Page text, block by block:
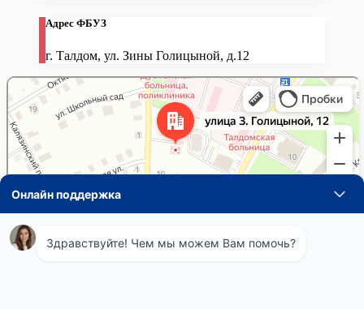
Адрес ФБУЗ
г. Талдом, ул. Зины Голицыной, д.12
Навигация